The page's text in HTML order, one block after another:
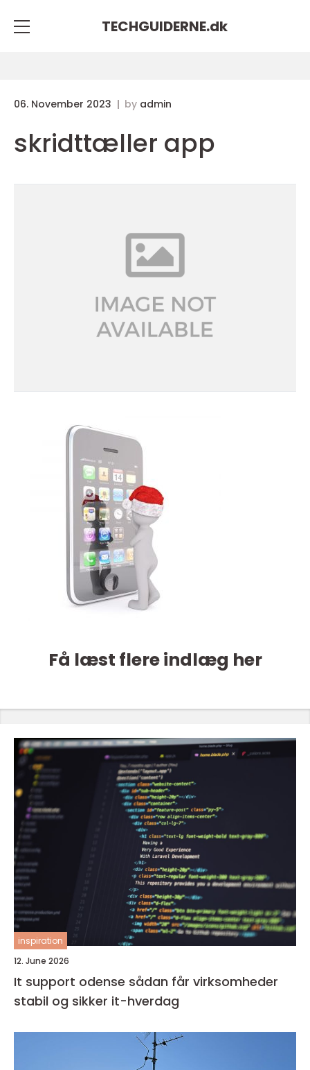
TECHGUIDERNE.dk
06. November 2023 by admin
skridttæller app
Få læst flere indlæg her
inspiration
12. June 2026
It support odense sådan får virksomheder
stabil og sikker it-hverdag